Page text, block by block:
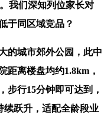
我们深知列位家长对
于同区域竞品？
城市郊外公园，此中
距离楼盘均约1.8km，
步行15分钟即可达到，
续跃升，适配全龄段业